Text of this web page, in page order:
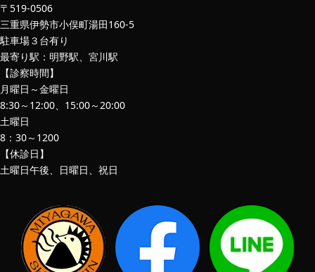
〒519-0506
三重県伊勢市小俣町湯田160-5
駐車場３台有り
最寄り駅：明野駅、宮川駅
【診察時間】
月曜日～金曜日
8:30～12:00、15:00～20:00
土曜日
8：30～1200
【休診日】
土曜日午後、日曜日、祝日